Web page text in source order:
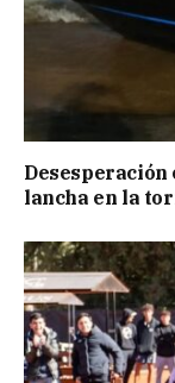
lancha en la